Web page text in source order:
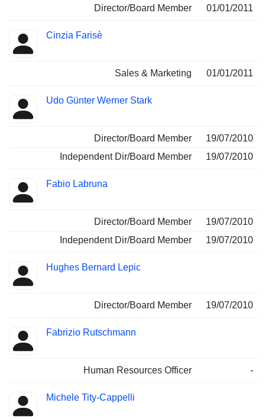
Director/Board Member 01/01/2011
Cinzia Farisè
Sales & Marketing 01/01/2011
Udo Günter Werner Stark
Director/Board Member
19/07/2010
Independent Dir/Board Member
19/07/2010
Fabio Labruna
Director/Board Member
19/07/2010
Independent Dir/Board Member
19/07/2010
Hughes Bernard Lepic
Director/Board Member 19/07/2010
Fabrizio Rutschmann
Human Resources Officer -
Michele Tity-Cappelli